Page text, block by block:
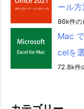
ール方
86k件の
Mac
celを
72.8k件